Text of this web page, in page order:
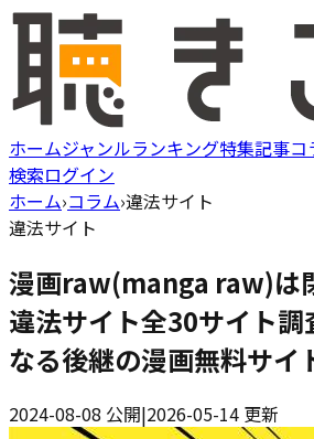
ホームジャンルランキング特集記事コ
検索ログイン
ホーム›コラム›違法サイト
違法サイト
漫画raw(manga raw)は
違法サイト全30サイト調
なる後継の漫画無料サイ
2024-08-08 公開|2026-05-14 更新